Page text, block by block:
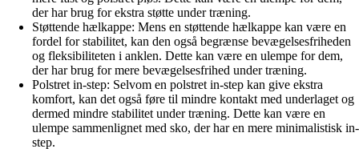
der har brug for ekstra støtte under træning.
Støttende hælkappe: Mens en støttende hælkappe kan være en
fordel for stabilitet, kan den også begrænse bevægelsesfriheden
og fleksibiliteten i anklen. Dette kan være en ulempe for dem,
der har brug for mere bevægelsesfrihed under træning.
Polstret in-step: Selvom en polstret in-step kan give ekstra
komfort, kan det også føre til mindre kontakt med underlaget og
dermed mindre stabilitet under træning. Dette kan være en
ulempe sammenlignet med sko, der har en mere minimalistisk in-
step.